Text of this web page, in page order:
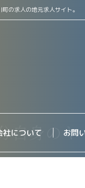
の求人の地元求人サイト。
社について お問